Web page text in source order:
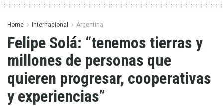
Home Internacional Argentina
Felipe Solá: “tenemos tierras y
millones de personas que
quieren progresar, cooperativas
y experiencias”